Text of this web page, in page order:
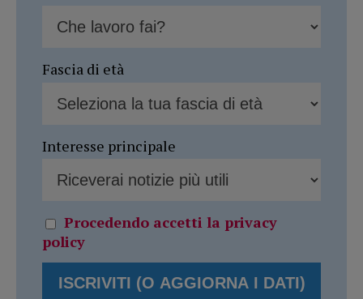
Fascia di età
Interesse principale
Procedendo accetti la privacy
policy